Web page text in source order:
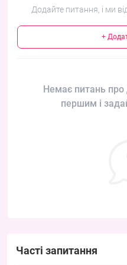
Додайте питання, і ми
+
Немає питань про
першим і
Часті запитання